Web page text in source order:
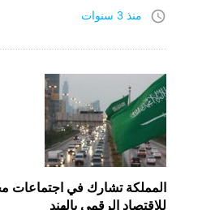
access_time منذ 3 سنوات
المملكة تشارك في اجتماعات
للاقتصاد الرقمي بالهند